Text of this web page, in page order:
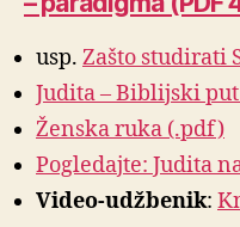
usp. Zašto studirati
Judita – Biblijski
Ženska ruka (.pdf)
Pogledajte: Judita
Video-udžbenik: